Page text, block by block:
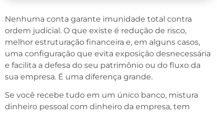
Nenhuma conta garante imunidade total contra
ordem judicial. O que existe é redução de risco,
melhor estruturação financeira e, em alguns casos,
uma configuração que evita exposição desnecessária
e facilita a defesa do seu patrimônio ou do fluxo da
sua empresa. É uma diferença grande.
Se você recebe tudo em um único banco, mistura
dinheiro pessoal com dinheiro da empresa, tem